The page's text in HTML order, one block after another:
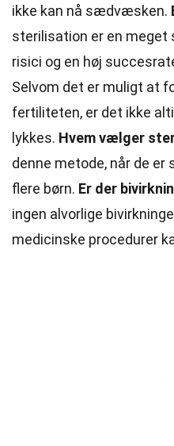
ikke kan nå sædvæsken.
sterilisation er en meget
risici og en høj
Selvom det er muligt at
fertiliteten, er det ikke
lykkes. Hvem vælger
denne metode, når de er
flere børn. Er der
ingen alvorlige
medicinske procedurer